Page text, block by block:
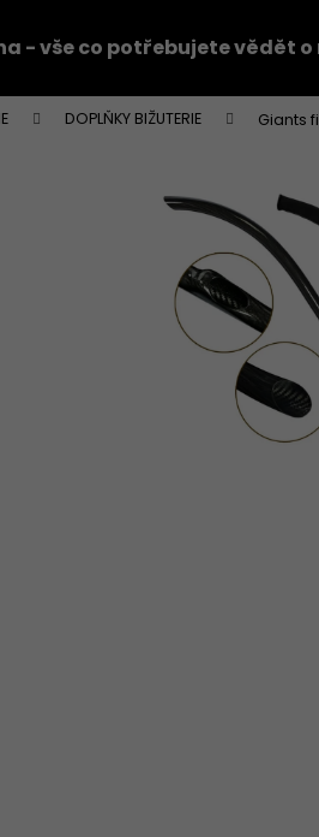
- vše co potřebujete vědět
DOPLŇKY BIŽUTERIE Giants
Co potřebujete
Doporučujeme